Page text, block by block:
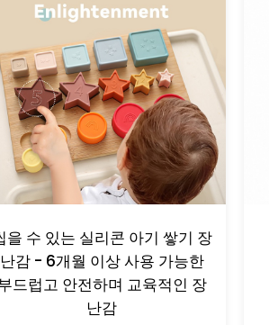
을 수 있는 실리콘 아기 쌓기 장
난감 - 6개월 이상 사용 가능한
드럽고 안전하며 교육적인 장
난감